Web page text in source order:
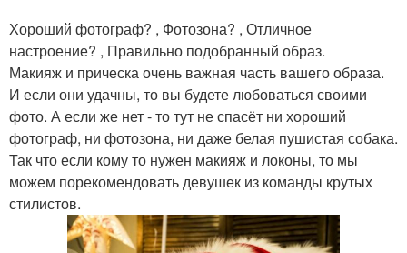
Хороший фотограф? , Фотозона? , Отличное
настроение? , Правильно подобранный образ.
Макияж и прическа очень важная часть вашего образа.
И если они удачны, то вы будете любоваться своими
фото. А если же нет - то тут не спасёт ни хороший
фотограф, ни фотозона, ни даже белая пушистая собака.
Так что если кому то нужен макияж и локоны, то мы
можем порекомендовать девушек из команды крутых
стилистов.